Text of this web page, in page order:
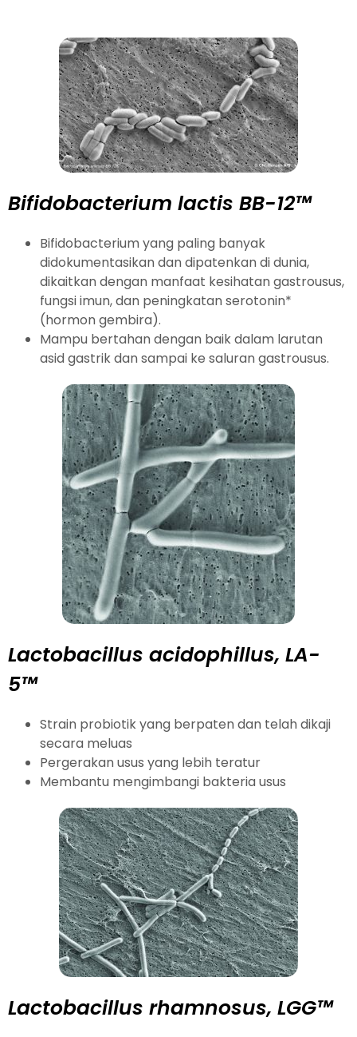
Bifidobacterium lactis BB-12™
Bifidobacterium yang paling banyak
didokumentasikan dan dipatenkan di dunia,
dikaitkan dengan manfaat kesihatan gastrousus,
fungsi imun, dan peningkatan serotonin*
(hormon gembira).
Mampu bertahan dengan baik dalam larutan
asid gastrik dan sampai ke saluran gastrousus.
Lactobacillus acidophillus, LA-
5™
Strain probiotik yang berpaten dan telah dikaji
secara meluas
Pergerakan usus yang lebih teratur
Membantu mengimbangi bakteria usus
Lactobacillus rhamnosus, LGG™